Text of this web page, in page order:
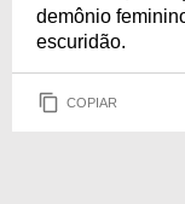
demônio
escuridão.
COPIAR